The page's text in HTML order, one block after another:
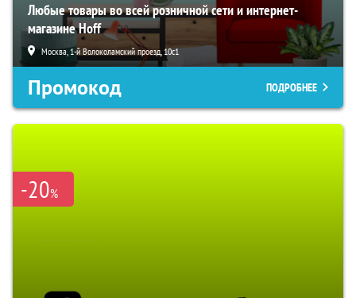
Любые товары во всей розничной сети и интернет-
магазине Hoff
Москва, 1-й Волоколамский проезд, 10с1
Промокод ПОДРОБНЕЕ
-20%